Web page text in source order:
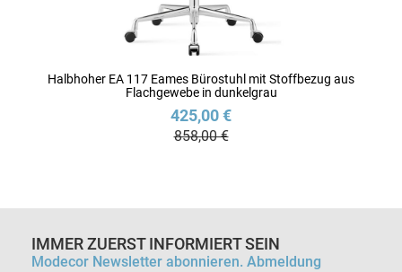
Halbhoher EA 117 Eames Bürostuhl mit Stoffbezug aus
Flachgewebe in dunkelgrau
425,00 €
858,00 €
IMMER ZUERST INFORMIERT SEIN
Modecor Newsletter abonnieren. Abmeldung